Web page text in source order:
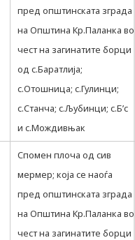
пред општинската зграда
на Општина Кр.Паланка во
чест на загинатите борци
од с.Баратлија;
с.Отошница; с.Гулинци;
с.Станча; с.Љубинци; с.Б’с
и с.Мождивњак
Спомен плоча од сив
мермер; која се наоѓа
пред општинската зграда
на Општина Кр.Паланка во
чест на загинатите борци
By sharing
interests and
behavior as
site, you
increase the
seeing
personalized
content and
offers.